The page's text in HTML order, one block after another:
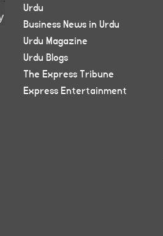
Urdu
Business News in Urdu
Urdu Magazine
Urdu Blogs
The Express Tribune
Express Entertainment